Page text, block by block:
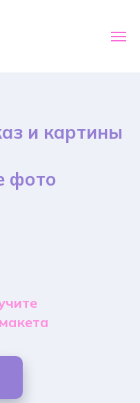
и картины
фото